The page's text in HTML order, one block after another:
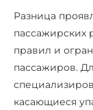
Разница
пассажирских
правил и
пассажиров.
касающиеся